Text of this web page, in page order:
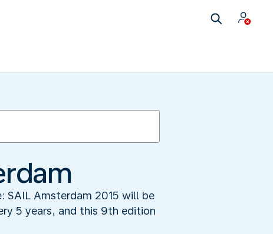
SAIL Amsterdam 2015 will be
5 years, and this 9th edition